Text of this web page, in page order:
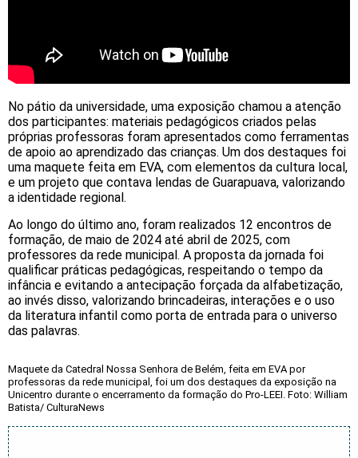
No pátio da universidade, uma exposição chamou a atenção
dos participantes: materiais pedagógicos criados pelas
próprias professoras foram apresentados como ferramentas
de apoio ao aprendizado das crianças. Um dos destaques foi
uma maquete feita em EVA, com elementos da cultura local,
e um projeto que contava lendas de Guarapuava, valorizando
a identidade regional.
Ao longo do último ano, foram realizados 12 encontros de
formação, de maio de 2024 até abril de 2025, com
professores da rede municipal. A proposta da jornada foi
qualificar práticas pedagógicas, respeitando o tempo da
infância e evitando a antecipação forçada da alfabetização,
ao invés disso, valorizando brincadeiras, interações e o uso
da literatura infantil como porta de entrada para o universo
das palavras.
Maquete da Catedral Nossa Senhora de Belém, feita em EVA por
professoras da rede municipal, foi um dos destaques da exposição na
Unicentro durante o encerramento da formação do Pro-LEEI. Foto: William
Batista/ CulturaNews